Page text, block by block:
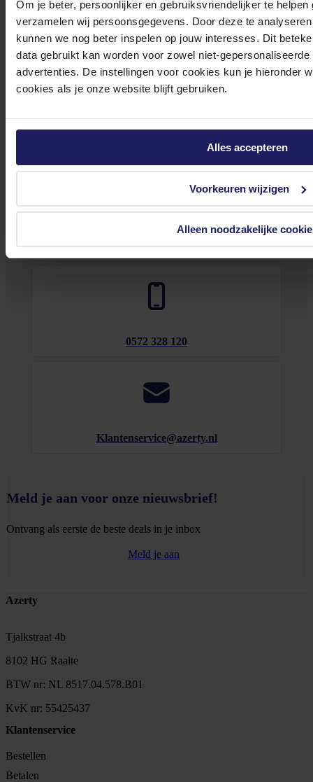
Om je beter, persoonlijker en gebruiksvriendelijker te
verzamelen wij persoonsgegevens. Door deze te
kunnen we nog beter inspelen op jouw interesses. Dit
data gebruikt kan worden voor zowel niet-
advertenties. De instellingen voor cookies kun je hieronder
cookies als je onze website blijft gebruiken.
Alles accepteren
Voorkeuren wijzigen
Alleen noodzakelijke
Stel jouw vragen aan onze klantenservice!
Heb je vragen over onze producten, diensten of service? Onze deskundige
medewerkers staan klaar om jouw vragen te beantwoorden en verwijzen je
Bekijk onze veelgestelde vragen
0572 328 120
Klantenservice@azerty.nl
Meld je aan voor onze nieuwsbrief!
Ontvang als eerste de beste deals in je inbox
Meld je aan
Footer
Azerty
Tjalkstraat 4b
8102 HG Raalte
BTW nr: NL 8517.04.578.B01
KvK nr: 55425437
Klantenservice
Bestellen
Betalen